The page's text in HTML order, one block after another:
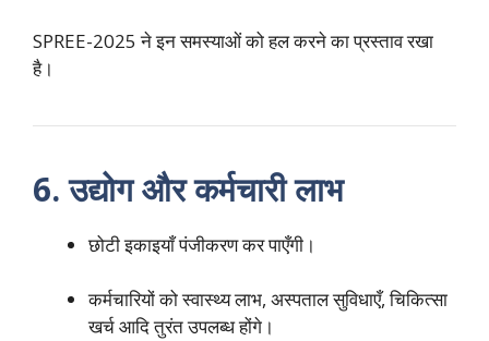
SPREE-2025 ने इन समस्याओं को हल करने का प्रस्ताव रखा
है।
6. उद्योग और कर्मचारी लाभ
छोटी इकाइयाँ पंजीकरण कर पाएँगी।
कर्मचारियों को स्वास्थ्य लाभ, अस्पताल सुविधाएँ, चिकित्सा
खर्च आदि तुरंत उपलब्ध होंगे।